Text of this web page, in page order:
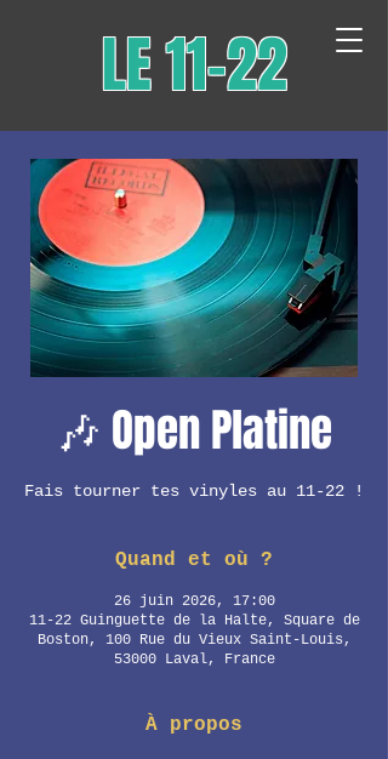
LE 11-22
🎶 Open Platine
Fais tourner tes vinyles au 11-22 !
Quand et où ?
26 juin 2026, 17:00
11-22 Guinguette de la Halte, Square de
Boston, 100 Rue du Vieux Saint-Louis,
53000 Laval, France
À propos